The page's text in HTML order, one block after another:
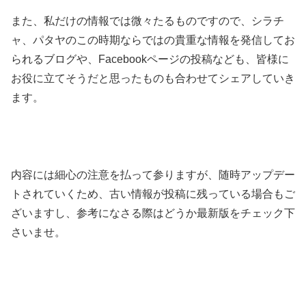
また、私だけの情報では微々たるものですので、シラチ
ャ、パタヤのこの時期ならではの貴重な情報を発信してお
られるブログや、Facebookページの投稿なども、皆様に
お役に立てそうだと思ったものも合わせてシェアしていき
ます。
内容には細心の注意を払って参りますが、随時アップデー
トされていくため、古い情報が投稿に残っている場合もご
ざいますし、参考になさる際はどうか最新版をチェック下
さいませ。